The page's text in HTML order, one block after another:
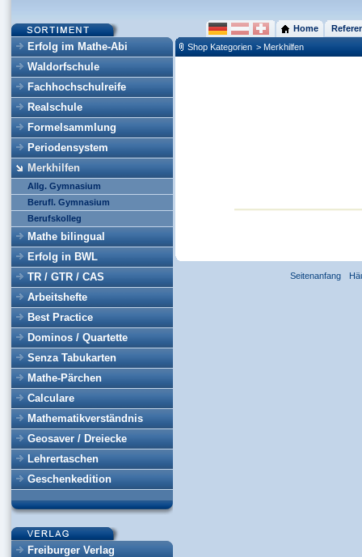
Erfolg im Mathe-Abi
Waldorfschule
Fachhochschulreife
Realschule
Formelsammlung
Periodensystem
Merkhilfen
Allg. Gymnasium
Berufl. Gymnasium
Berufskolleg
Mathe bilingual
Erfolg in BWL
TR / GTR / CAS
Arbeitshefte
Best Practice
Dominos / Quartette
Senza Tabukarten
Mathe-Pärchen
Calculare
Mathematikverständnis
Geosaver / Dreiecke
Lehrertaschen
Geschenkedition
Freiburger Verlag
Home
Shop Kategorien > Merkhilfen
Seitenanfang